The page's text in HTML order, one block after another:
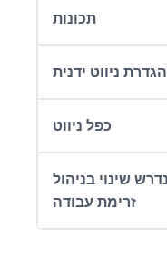
תכונות
הגדרת ניווט ידנית
כפל ניווט
נדרש שינוי בניהול
זרימת עבודה